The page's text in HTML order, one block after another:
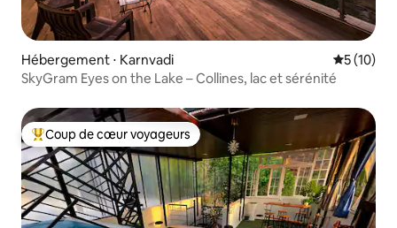
Hébergement ⋅ Karnvadi
5 (10)
SkyGram Eyes on the Lake – Collines, lac et sérénité
Coups de cœur voyageurs les plus appréciés
Coup de cœur voyageurs